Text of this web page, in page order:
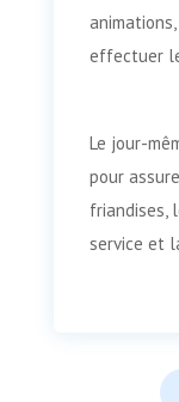
effectuer
Le jour-
pour
friandises,
service et